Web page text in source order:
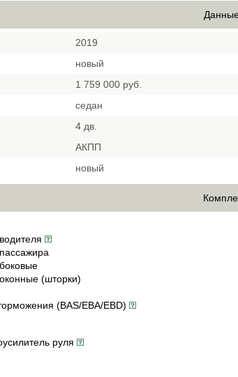
2019
новый
1 759 000 руб.
cедан
4 дв.
АКПП
новый
(шторки)
(BAS/EBA/EBD)
руля